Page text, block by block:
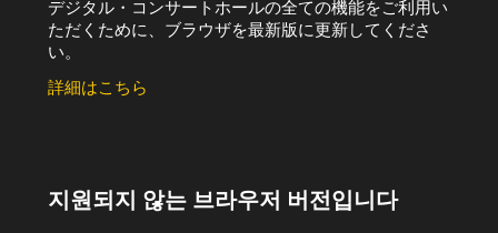
デジタル・コンサートホールの全ての機能をご利用い
ただくために、ブラウザを最新版に更新してくださ
い。
詳細はこちら
지원되지 않는 브라우저 버전입니다